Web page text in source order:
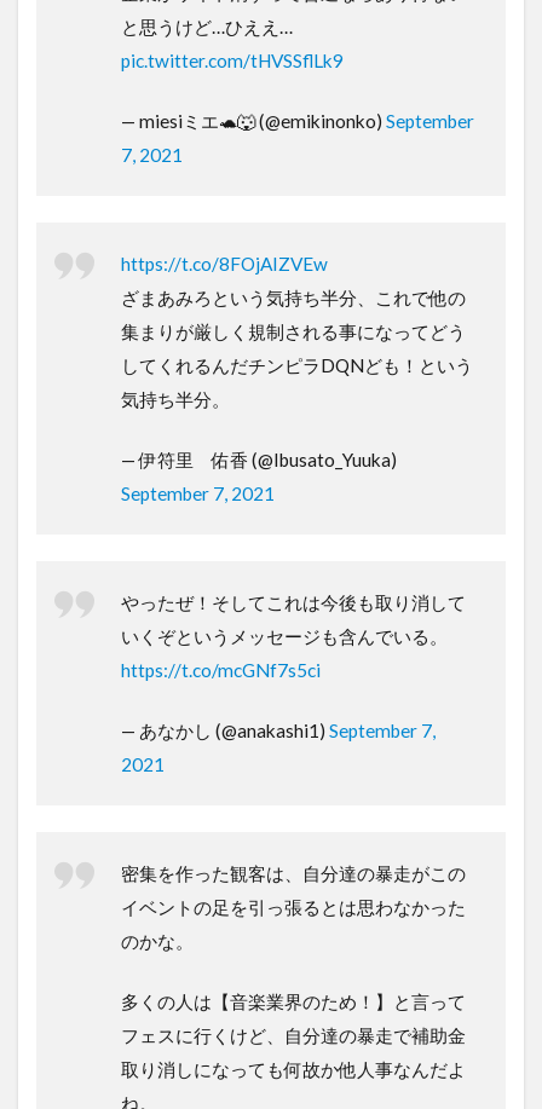
と思うけど…ひええ…
pic.twitter.com/tHVSSflLk9
— miesiミエ🐢🐺 (@emikinonko) September
7, 2021
https://t.co/8FOjAIZVEw
ざまあみろという気持ち半分、これで他の
集まりが厳しく規制される事になってどう
してくれるんだチンピラDQNども！という
気持ち半分。
— 伊符里 佑香 (@Ibusato_Yuuka)
September 7, 2021
やったぜ！そしてこれは今後も取り消して
いくぞというメッセージも含んでいる。
https://t.co/mcGNf7s5ci
— あなかし (@anakashi1) September 7,
2021
密集を作った観客は、自分達の暴走がこの
イベントの足を引っ張るとは思わなかった
のかな。
多くの人は【音楽業界のため！】と言って
フェスに行くけど、自分達の暴走で補助金
取り消しになっても何故か他人事なんだよ
ね。